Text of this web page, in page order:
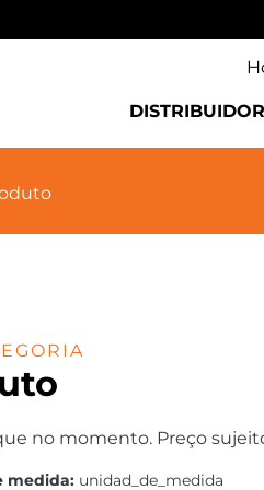
no momento. Preço
medida:unidad_de_medida